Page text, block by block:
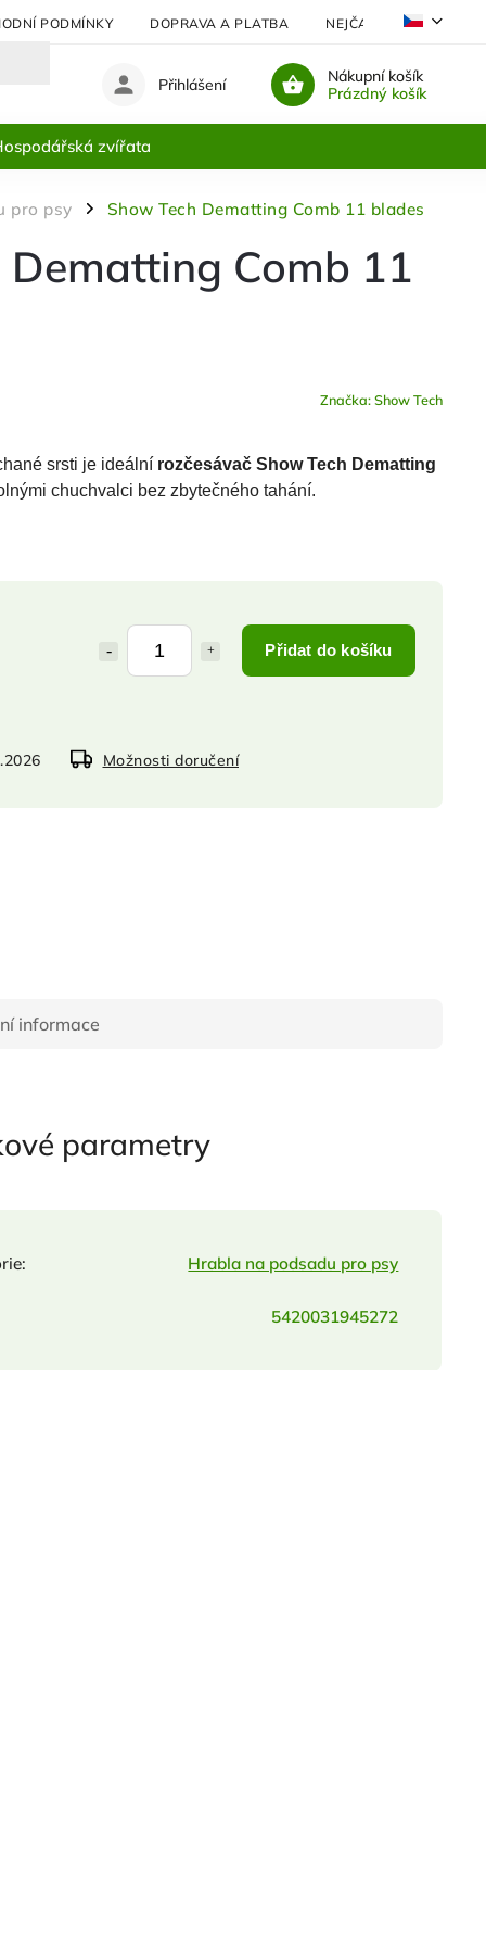
PODMÍNKY DOPRAVA A PLATBA NEJČASTĚJI KLADENÉ
Nákupní košík
Prázdný košík
Přihlášení
zvířata
pro psy / Show Tech Dematting Comb 11 blades
Přidat do košíku
Možnosti doručení
Dematting Comb 11
Značka:Show Tech
srsti je ideální rozčesávač Show Tech Dematting
chuchvalci bez zbytečného tahání.
informace
parametry
: Hrabla na podsadu pro psy
5420031945272